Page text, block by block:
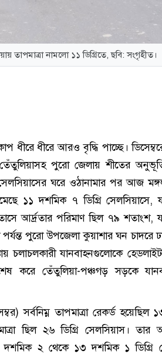
তাপমাত্রা নামলো ১১ ডিগ্রিতে, ছবি: সংগৃহীত।
ধীরে ধীরে আরও বৃদ্ধি পাচ্ছে।
পুরো জেলায় শীতের
ঘরে ওঠানামার পর আজ
১১ দশমিক ৭ ডিগ্রি
আর্দ্রতার পরিমাণ ছিল ৭৯ শতাংশ,
পুরো উপজেলা কুয়াশার ঘন চাদরে
চলাচলকারী যানবাহনগুলোকে হেডলাইট
করে তেঁতুলিয়া-পঞ্চগড় সড়কে
সর্বনিম্ন তাপমাত্রা রেকর্ড হয়েছিল
ছিল ২৬ ডিগ্রি সেলসিয়াস।
দশমিক ২ থেকে ১৩ দশমিক ১ ডিগ্রি